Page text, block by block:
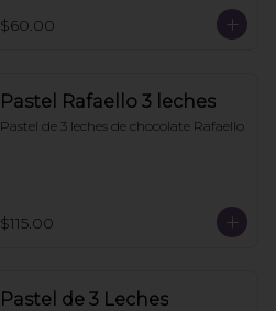
$60.00
Pastel Rafaello 3 leches
Pastel de 3 leches de chocolate Rafaello
$115.00
Pastel de 3 Leches